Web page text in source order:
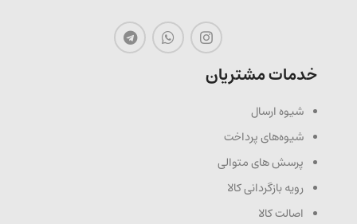
خدمات مشتریان
شیوه ارسال
شیوه‌های پرداخت
پرسش های متوالی
رویه بازگردانی کالا
اصالت کالا